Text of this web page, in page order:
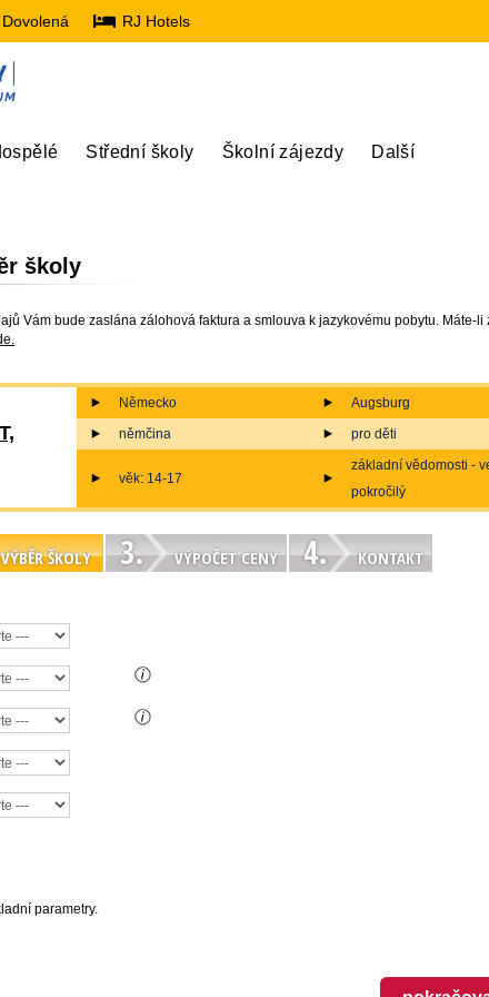
Dovolená RJ Hotels
Střední školy Školní zájezdy Další
školy
Vám bude zaslána zálohová faktura a smlouva k jazykovému pobytu. Máte-li
Německo
Augsburg
němčina
pro děti
věk: 14-17
základní vědomosti -
pokročilý
ŠKOLY 3. VÝPOČET CENY 4. KONTAKT
parametry.